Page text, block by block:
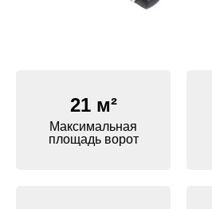
21 м²
Максимальная
площадь ворот